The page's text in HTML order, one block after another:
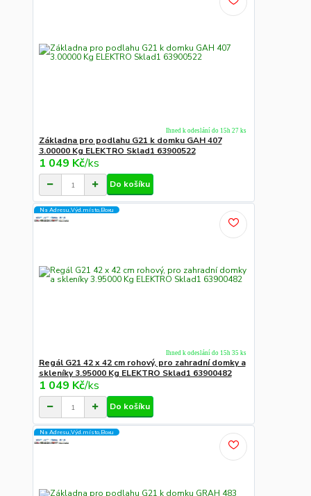
Základna pro podlahu G21 k domku GAH 407
3.00000 Kg ELEKTRO Sklad1 63900522
1 049 Kč/ks
Ihned k odeslání do 15h 27 ks
Do košíku
Na Adresu,Výd.místo,Boxu
Regál G21 42 x 42 cm rohový, pro zahradní domky a
skleníky 3.95000 Kg ELEKTRO Sklad1 63900482
1 049 Kč/ks
Ihned k odeslání do 15h 35 ks
Do košíku
Na Adresu,Výd.místo,Boxu